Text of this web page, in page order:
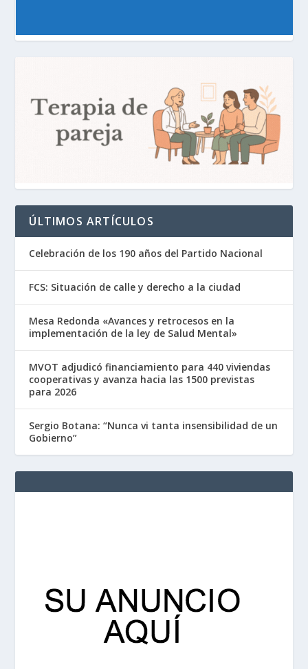
ÚLTIMOS ARTÍCULOS
Celebración de los 190 años del Partido Nacional
FCS: Situación de calle y derecho a la ciudad
Mesa Redonda «Avances y retrocesos en la
implementación de la ley de Salud Mental»
MVOT adjudicó financiamiento para 440 viviendas
cooperativas y avanza hacia las 1500 previstas
para 2026
Sergio Botana: “Nunca vi tanta insensibilidad de un
Gobierno”